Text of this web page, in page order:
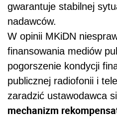
gwarantuje stabilnej
nadawców.
W opinii MKiDN
finansowania mediów
pogorszenie kondycji
publicznej radiofonii i
zaradzić ustawodawca
mechanizm